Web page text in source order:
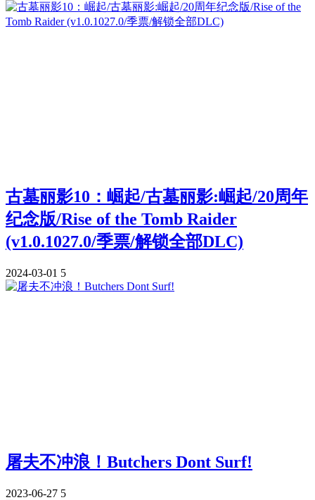
古墓丽影10：崛起/古墓丽影:崛起/20周年
纪念版/Rise of the Tomb Raider
(v1.0.1027.0/季票/解锁全部DLC)
2024-03-01 5
屠夫不冲浪！Butchers Dont Surf!
2023-06-27 5